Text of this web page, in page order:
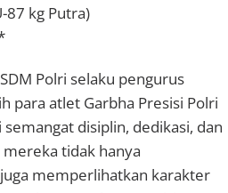
87 kg Putra)
Polri selaku pengurus
para atlet Garbha Presisi Polri
disiplin, dedikasi, dan
tidak hanya
memperlihatkan karakter